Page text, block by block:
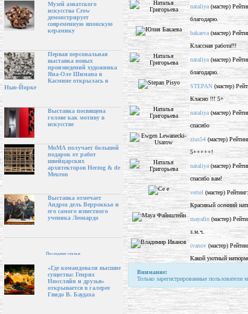
Музей азиатского
искусства Crow
демонстрирует
современную японскую
керамику
Первая персональная
выставка новых
произведений художника
Яна-Оле Шимана в
Касмине открылась в
Нью-Йорке
Выставка посвящена
голове как мотиву в
искусстве
МоМА получает большой
подарок от работ
швейцарских
архитекторов Herzog & de
Meuron
Выставка отмечает
Андреа дель Верроккьо и
его самого известного
ученика Леонардо
Последние статьи
«Где командовали высшие
существа: Генрих
Нюссляйн и друзья»
открывается в галерее
Гвидо В. Баудаха
nataliya (мастер)
благодарю.
bakaeva (мастер)
Классная работа!!!
nataliya (мастер)
благодарю.
STEPAN (мастер)
Класно !!! 5+
nataliya (мастер)
спасибо
zius54 (мастер)
5+++++!
nataliya (мастер)
спасибо вам!
vettel (мастер) Рейтинг:
Красивый осенний
mayafin (мастер)
з.м.ч.
ivanov (мастер)
Какой уютный
Внимание:
Только зарегистрированные пользователи